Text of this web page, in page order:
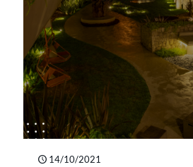
14/10/2021